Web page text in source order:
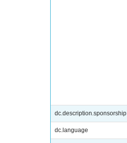
dc.description.sponsorship
dc.language